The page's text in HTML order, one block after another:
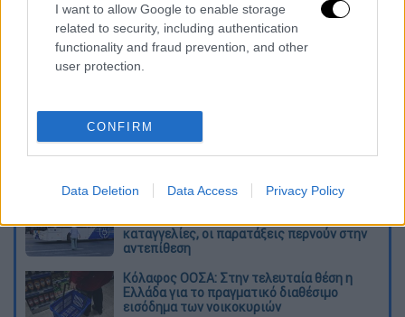
I want to allow Google to enable storage
related to security, including authentication
functionality and fraud prevention, and other
user protection.
CONFIRM
Data Deletion Data Access Privacy Policy
Διαβάστε ακόμη
Δημιούργησαν με AI νέους ιούς μέσα σε
λίγες ώρες - Γιατί προβληματίζονται οι
Σαν το τρομακτικό It: 15χρονο ντυμένος
κλόουν μαχαίρωσε μέχρι θανάτου
ηλικιωμένο - Τον κατέγραψε κάμερα
καταγγελίες, οι παρατάξεις περνούν στην
αντεπίθεση
Κόλαφος ΟΟΣΑ: Στην τελευταία θέση η
Ελλάδα για το πραγματικό διαθέσιμο
εισόδημα των νοικοκυριών